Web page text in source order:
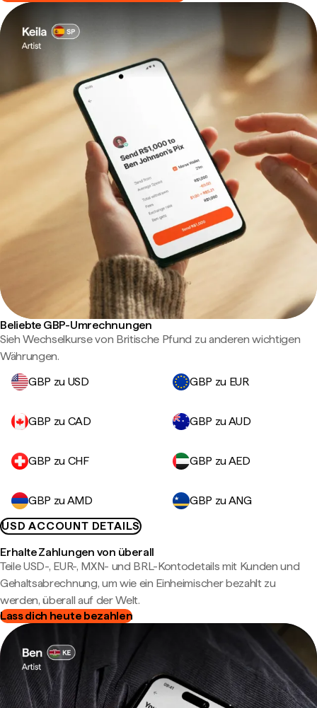
Beliebte GBP-Umrechnungen
Sieh Wechselkurse von Britische Pfund zu anderen wichtigen
Währungen.
GBP zu USD
GBP zu EUR
GBP zu CAD GBP zu AUD
GBP zu CHF GBP zu AED
GBP zu AMD
GBP zu ANG
USD ACCOUNT DETAILS
Erhalte Zahlungen von überall
Teile USD-, EUR-, MXN- und BRL-Kontodetails mit Kunden und
Gehaltsabrechnung, um wie ein Einheimischer bezahlt zu
werden, überall auf der Welt.
Lass dich heute bezahlen